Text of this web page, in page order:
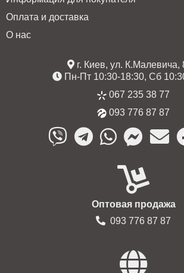
Оплата и доставка
О нас
г. Киев, ул. К.Малевича,
Пн-Пт 10:30-18:30, Сб
067 235 38 77
093 776 87 87
Оптовая продажа
093 776 87 87